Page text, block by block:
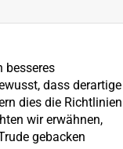
besseres
dass derartige
dies die Richtlinien
wir erwähnen,
gebacken
News
Kontakt